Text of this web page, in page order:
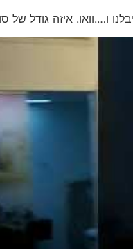
ו….וואו. איזה גודל של